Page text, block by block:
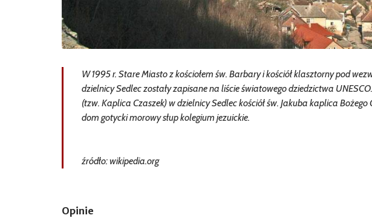
W 1995 r. Stare Miasto z kościołem św. Barbary i kościół klasztorny pod
dzielnicy Sedlec zostały zapisane na liście światowego dziedzictwa
(tzw. Kaplica Czaszek) w dzielnicy Sedlec kościół św. Jakuba kaplica
dom gotycki morowy słup kolegium jezuickie.
źródło: wikipedia.org
Opinie